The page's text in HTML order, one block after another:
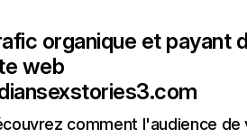
organique et payant
web
comment l'audience de